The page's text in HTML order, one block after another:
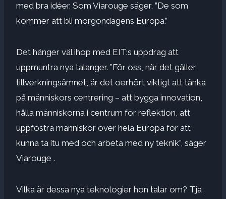
med bra idéer. Som Viarouge säger, ”De som
kommer att bli morgondagens Europa.”
Det hänger väl ihop med EIT:s uppdrag att
uppmuntra nya talanger. ”För oss, när det gäller
tillverkningsämnet, är det oerhört viktigt att tänka
på människors centrering – att bygga innovation,
hålla människorna i centrum för reflektion, att
uppfostra människor över hela Europa för att
kunna ta itu med och arbeta med ny teknik”, säger
Viarouge .
Vilka är dessa nya teknologier hon talar om? Tja,